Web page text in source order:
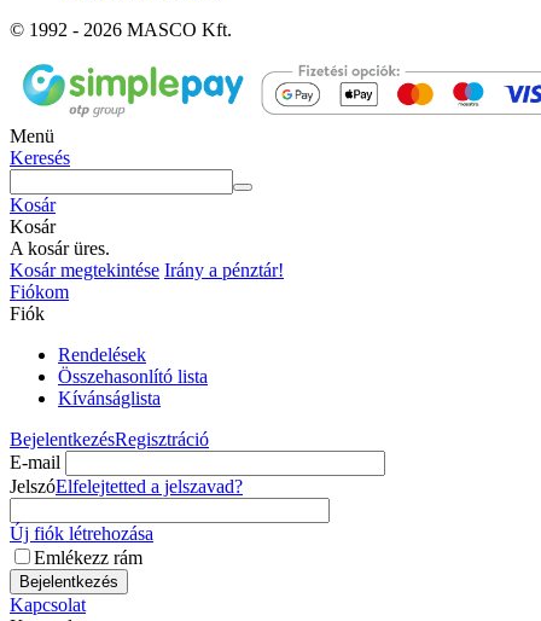
© 1992 - 2026 MASCO Kft.
Menü
Keresés
Kosár
Kosár
A kosár üres.
Kosár megtekintése Irány a pénztár!
Fiókom
Fiók
Rendelések
Összehasonlító lista
Kívánságlista
BejelentkezésRegisztráció
E-mail
JelszóElfelejtetted a jelszavad?
Új fiók létrehozása
Emlékezz rám
Bejelentkezés
Kapcsolat